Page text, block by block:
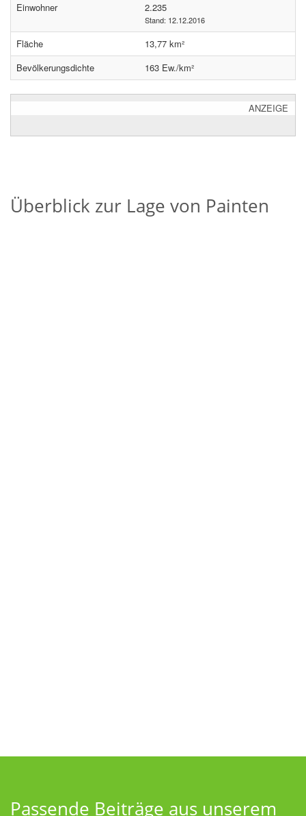
Einwohner 2.235
Stand: 12.12.2016
Fläche
13,77 km²
Bevölkerungsdichte
163 Ew./km²
ANZEIGE
Überblick zur Lage von Painten
Passende Beiträge aus unserem